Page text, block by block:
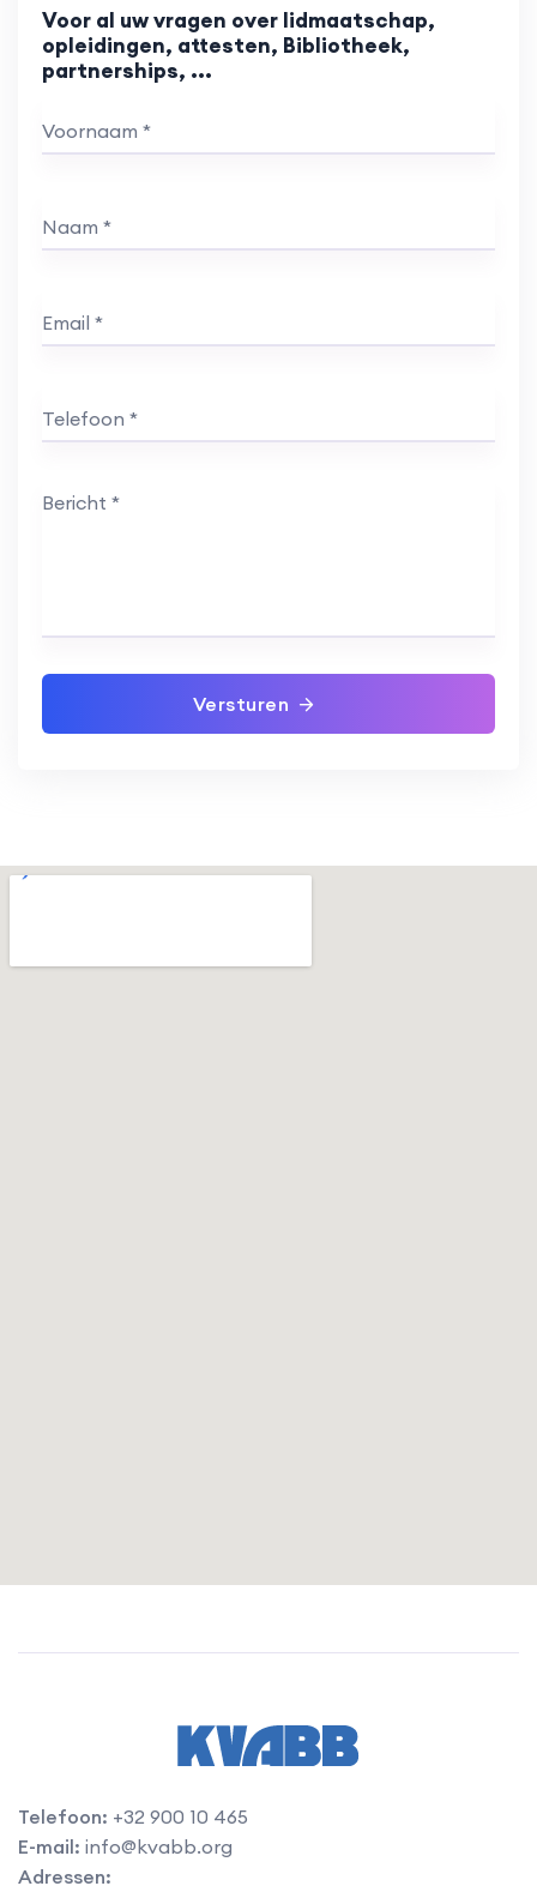
Voor al uw vragen over lidmaatschap,
opleidingen, attesten, Bibliotheek,
partnerships, ...
Versturen
Telefoon: +32 900 10 465
E-mail: info@kvabb.org
Adressen: